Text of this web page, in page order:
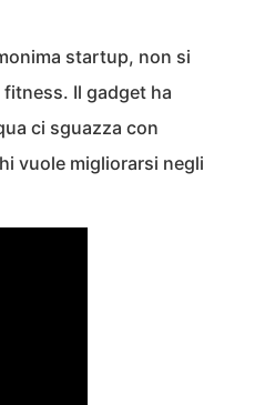
startup, non si
Il gadget ha
ci sguazza con
vuole migliorarsi negli